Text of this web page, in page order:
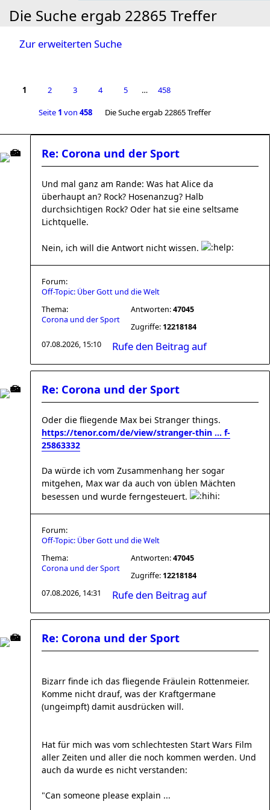
Die Suche ergab 22865 Treffer
Zur erweiterten Suche
1 2 3 4 5 … 458
Seite 1 von 458 Die Suche ergab 22865 Treffer
Re: Corona und der Sport
Und mal ganz am Rande: Was hat Alice da
überhaupt an? Rock? Hosenanzug? Halb
durchsichtigen Rock? Oder hat sie eine seltsame
Lichtquelle.
Nein, ich will die Antwort nicht wissen.
Forum:
Off-Topic: Über Gott und die Welt
Thema:
Corona und der Sport
Antworten:47045
Zugriffe: 12218184
07.08.2026, 15:10
Rufe den Beitrag auf
Re: Corona und der Sport
Oder die fliegende Max bei Stranger things.
https://tenor.com/de/view/stranger-thin ... f-
25863332
Da würde ich vom Zusammenhang her sogar
mitgehen, Max war da auch von üblen Mächten
besessen und wurde ferngesteuert.
Forum:
Off-Topic: Über Gott und die Welt
Thema:
Corona und der Sport
Antworten:47045
Zugriffe: 12218184
07.08.2026, 14:31
Rufe den Beitrag auf
Re: Corona und der Sport
Bizarr finde ich das fliegende Fräulein Rottenmeier.
Komme nicht drauf, was der Kraftgermane
(ungeimpft) damit ausdrücken will.
Hat für mich was vom schlechtesten Start Wars Film
aller Zeiten und aller die noch kommen werden. Und
auch da wurde es nicht verstanden:
"Can someone please explain ...